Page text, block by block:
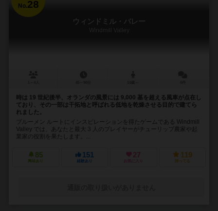
No.28
ウィンドミル・バレー
Windmill Valley
時は 19 世紀後半、オランダの風景には 9,000 基を超える風車が点在し
ており、その一部は干拓地と呼ばれる低地を乾燥させる目的で建てら
れました。
ブルーメン ルートにインスピレーションを得たゲームである Windmill
Valley では、あなたと最大 3 人のプレイヤーがチューリップ農家や起
業家の役割を果たします。...
85
興味あり
151
経験あり
27
お気に入り
119
持ってる